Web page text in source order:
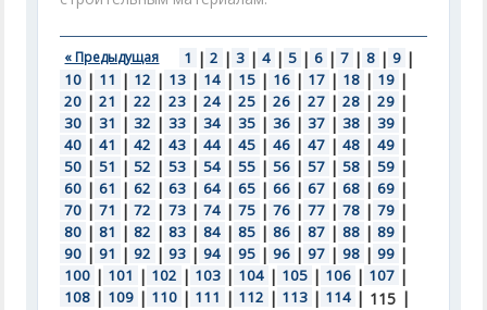
« Предыдущая 1 | 2 | 3 | 4 | 5 | 6 | 7 | 8 | 9 |
10 | 11 | 12 | 13 | 14 | 15 | 16 | 17 | 18 | 19 |
20 | 21 | 22 | 23 | 24 | 25 | 26 | 27 | 28 | 29 |
30 | 31 | 32 | 33 | 34 | 35 | 36 | 37 | 38 | 39 |
40 | 41 | 42 | 43 | 44 | 45 | 46 | 47 | 48 | 49 |
50 | 51 | 52 | 53 | 54 | 55 | 56 | 57 | 58 | 59 |
60 | 61 | 62 | 63 | 64 | 65 | 66 | 67 | 68 | 69 |
70 | 71 | 72 | 73 | 74 | 75 | 76 | 77 | 78 | 79 |
80 | 81 | 82 | 83 | 84 | 85 | 86 | 87 | 88 | 89 |
90 | 91 | 92 | 93 | 94 | 95 | 96 | 97 | 98 | 99 |
100 | 101 | 102 | 103 | 104 | 105 | 106 | 107 |
108 | 109 | 110 | 111 | 112 | 113 | 114 | 115 |